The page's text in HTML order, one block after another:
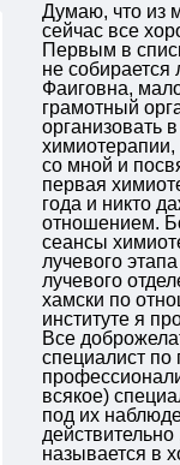
Думаю, что из
сейчас все
Первым в
не собирается
Фаиговна,
грамотный
организовать
химиотерапии,
со мной и
первая
года и никто
отношением.
сеансы
лучевого
лучевого
хамски по
институте я
Все
специалист
всякое)
под их
называется